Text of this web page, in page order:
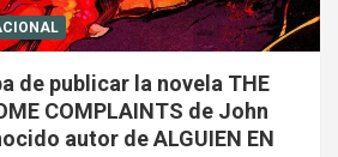
de publicar la novela THE
COMPLAINTS de John
autor de ALGUIEN EN